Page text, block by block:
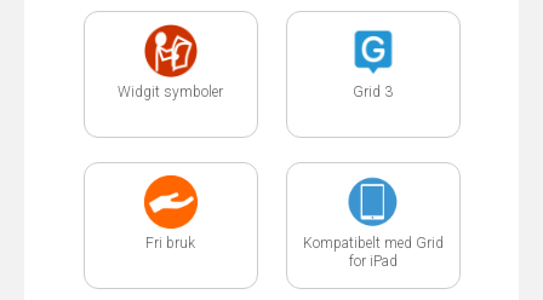
Widgit symboler Grid 3
Fri bruk
Kompatibelt med Grid
for iPad